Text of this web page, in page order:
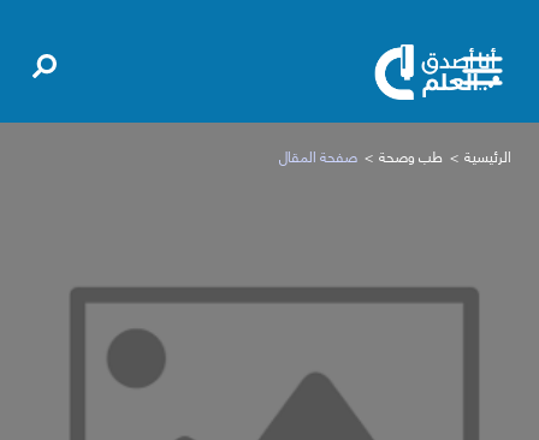
الرئيسية طب وصحة صفحة المقال